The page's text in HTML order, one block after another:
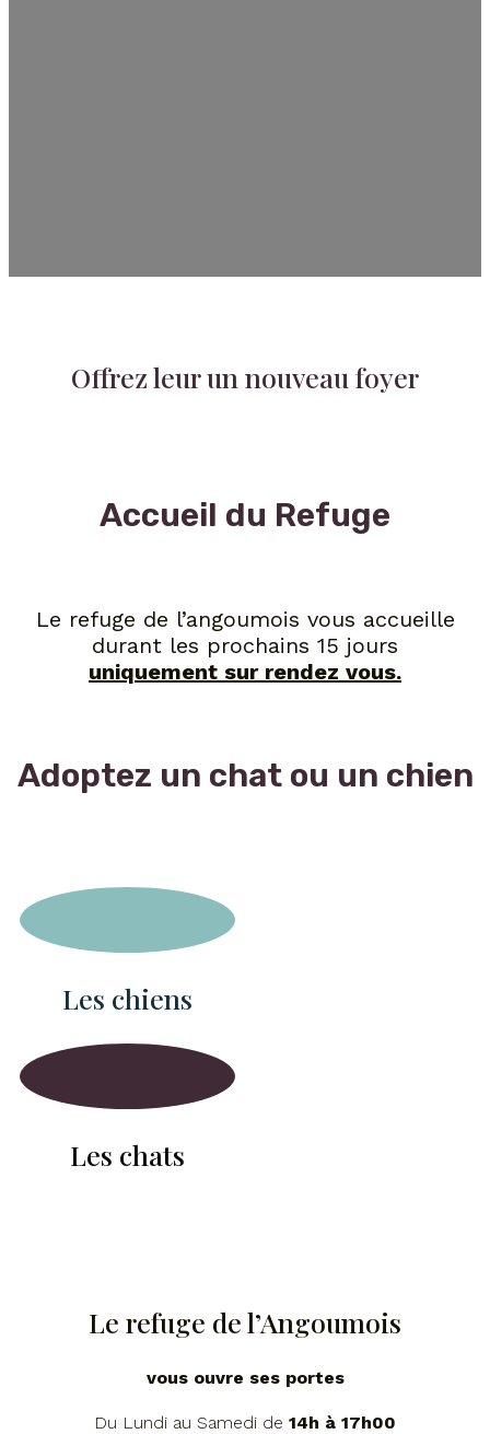
Offrez leur un nouveau foyer
Accueil du Refuge
Le refuge de l’angoumois vous accueille
durant les prochains 15 jours
uniquement sur rendez vous.
Adoptez un chat ou un chien
Les chiens
Les chats
Le refuge de l’Angoumois
vous ouvre ses portes
Du Lundi au Samedi de 14h à 17h00